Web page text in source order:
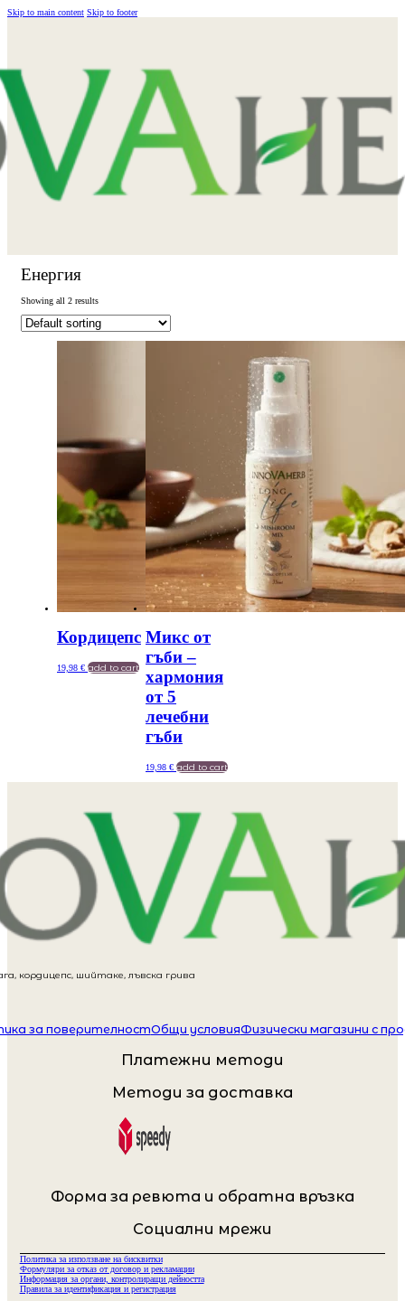
Skip to main content Skip to footer
Енергия
Showing all 2 results
Кордицепс
19,98 € add to cart
Микс от
гъби –
хармония
от 5
лечебни
гъби
19,98 € add to cart
кордицепс, шийтаке, лъвска грива
за поверителностОбщи условияФизически магазини с
Платежни методи
Методи за доставка
Форма за ревюта и обратна връзка
Социални мрежи
Политика за използване на бисквитки
Формуляри за отказ от договор и рекламации
Информация за органи, контролиращи дейността
Правила за идентификация и регистрация